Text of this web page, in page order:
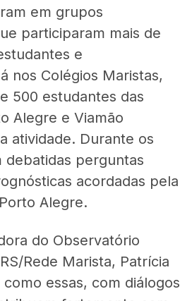
em grupos
participaram mais de
e
nos Colégios Maristas,
500 estudantes das
Alegre e Viamão
atividade. Durante os
debatidas perguntas
acordadas pela
Alegre.
do Observatório
Rede Marista, Patrícia
essas, com diálogos